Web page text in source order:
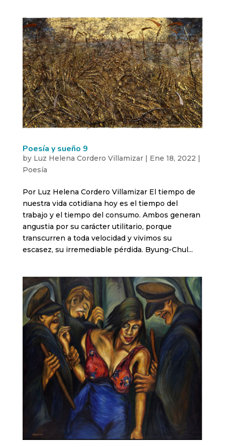
Poesía y sueño 9
by Luz Helena Cordero Villamizar| Ene 18, 2022
Poesía
Por Luz Helena Cordero Villamizar El tiempo de
nuestra vida cotidiana hoy es el tiempo del
trabajo y el tiempo del consumo. Ambos generan
angustia por su carácter utilitario, porque
transcurren a toda velocidad y vivimos su
escasez, su irremediable pérdida. Byung-Chul...